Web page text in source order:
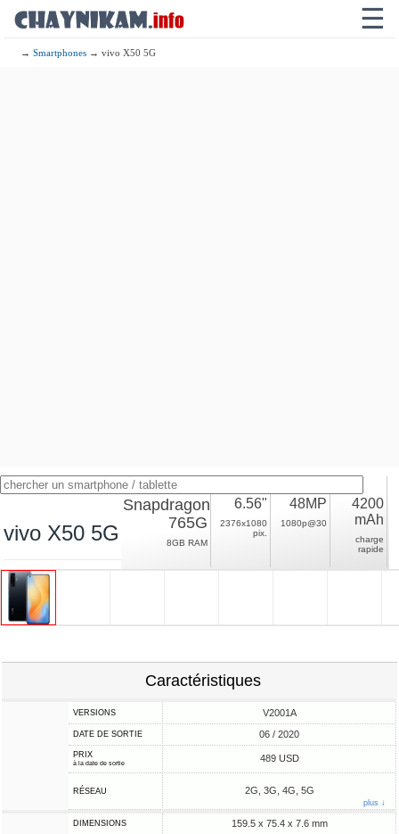
☰
→Smartphones → vivo X50 5G
vivo X50 5G
Snapdragon
765G
8GB RAM
6.56"
2376x1080
pix.
48MP
1080p@30
4200
mAh
charge
rapide
Caractéristiques
VERSIONS V2001A
DATE DE SORTIE 06 / 2020
PRIX
à la date de sortie 489 USD
RÉSEAU 2G, 3G, 4G, 5G
plus ↓
DIMENSIONS 159.5 x 75.4 x 7.6 mm